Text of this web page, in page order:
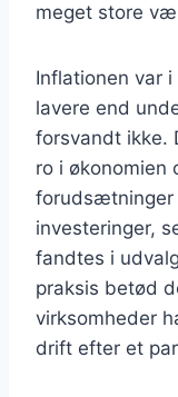
meget store
Inflationen var
lavere end
forsvandt ikke.
ro i økonomien
forudsætninger
investeringer,
fandtes i
praksis betød
virksomheder
drift efter et